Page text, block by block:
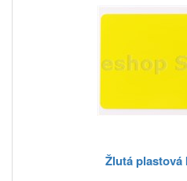
Žlutá plastová